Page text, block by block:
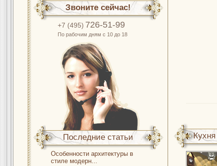
–
Звоните сейчас!
+7 (495) 726-51-99
По рабочим дням с 10 до 18
Последние статьи
Особенности архитектуры в
стиле модерн...